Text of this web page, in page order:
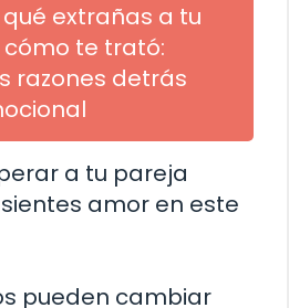
extrañas a tu
te trató:
razones detrás
a tu pareja
amor en este
pueden cambiar